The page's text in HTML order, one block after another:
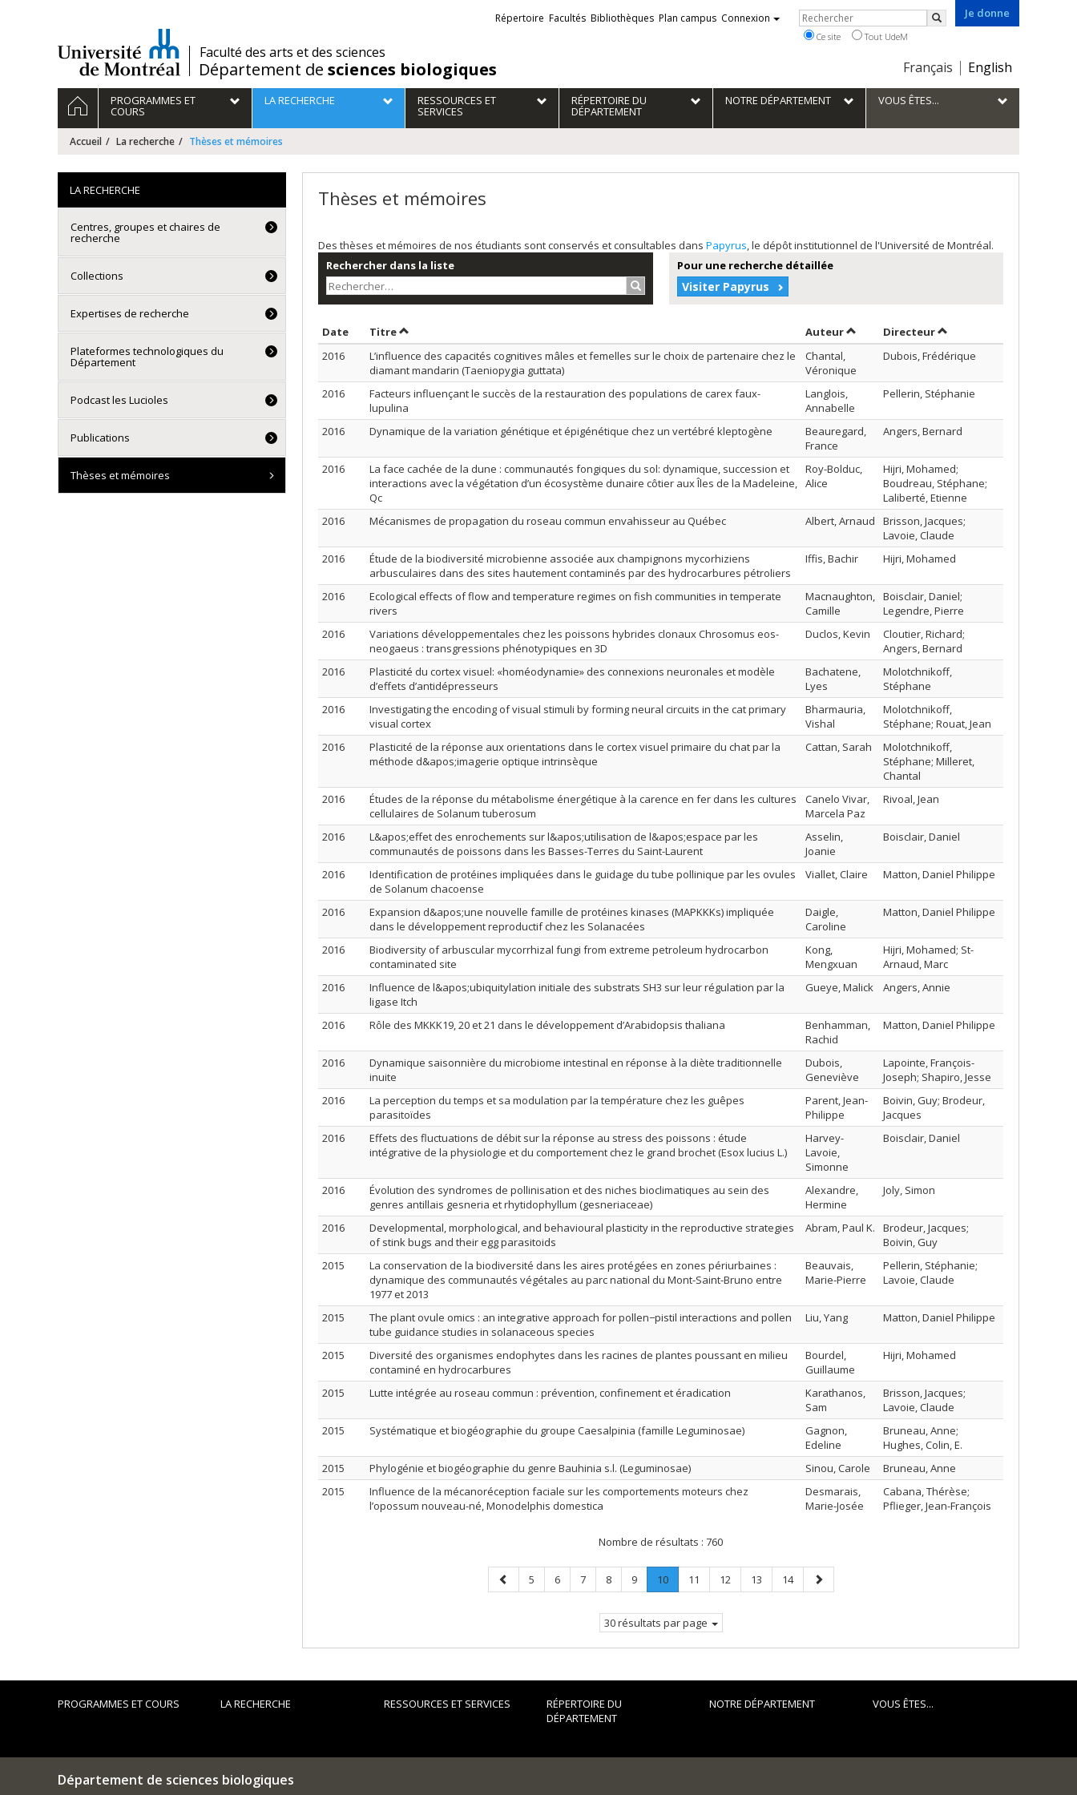
/Faculté des arts et des sciences
Département de sciences biologiques
Je donne
Choix
la
langue
Français English
Liens
externes
Répertoire Facultés Bibliothèques Plan campus Connexion Rechercher
Rechercher
Ce site Tout UdeM
Navigation
principale
ACCUEILPROGRAMMES ET
COURS
LA RECHERCHE RESSOURCES ET
SERVICES
RÉPERTOIRE DU
DÉPARTEMENT
NOTRE DÉPARTEMENT VOUS ÊTES...
Accueil La recherche Thèses et mémoires
Thèses et mémoires
Des thèses et mémoires de nos étudiants sont conservés et consultables dans Papyrus, le dépôt institutionnel de l'Université de Montréal.
Rechercher dans la liste
Rechercher…
Pour une recherche détaillée
Visiter Papyrus
Date Trier par date en ordre croissant
TitreTrier par titre en ordre croissant AuteurTrier par auteur en ordre croissant
Directeurpar contributeur en
2016
L’influence des capacités cognitives mâles et femelles sur le choix de partenaire chez le
diamant mandarin (Taeniopygia guttata)
Chantal,
Véronique
Dubois, Frédérique
2016
Facteurs influençant le succès de la restauration des populations de carex faux-
lupulina
Langlois,
Annabelle
Pellerin, Stéphanie
2016 Dynamique de la variation génétique et épigénétique chez un vertébré kleptogène
Beauregard,
France
Angers, Bernard
2016
La face cachée de la dune : communautés fongiques du sol: dynamique, succession et
interactions avec la végétation d’un écosystème dunaire côtier aux Îles de la Madeleine,
Qc
Roy-Bolduc,
Alice
Hijri, Mohamed;
Boudreau, Stéphane;
Laliberté, Etienne
2016
Mécanismes de propagation du roseau commun envahisseur au Québec Albert, Arnaud
Brisson, Jacques;
Lavoie, Claude
2016
Étude de la biodiversité microbienne associée aux champignons mycorhiziens
arbusculaires dans des sites hautement contaminés par des hydrocarbures pétroliers
Iffis, Bachir Hijri, Mohamed
2016
Ecological effects of flow and temperature regimes on fish communities in temperate
rivers
Macnaughton,
Camille
Boisclair, Daniel;
Legendre, Pierre
2016
Variations développementales chez les poissons hybrides clonaux Chrosomus eos-
neogaeus : transgressions phénotypiques en 3D
Duclos, Kevin
Cloutier, Richard;
Angers, Bernard
2016
Plasticité du cortex visuel: «homéodynamie» des connexions neuronales et modèle
d’effets d’antidépresseurs
Bachatene,
Lyes
Molotchnikoff,
Stéphane
2016
Investigating the encoding of visual stimuli by forming neural circuits in the cat primary
visual cortex
Bharmauria,
Vishal
Molotchnikoff,
Stéphane; Rouat, Jean
2016
Plasticité de la réponse aux orientations dans le cortex visuel primaire du chat par la
méthode d&apos;imagerie optique intrinsèque
Cattan, Sarah
Molotchnikoff,
Stéphane; Milleret,
Chantal
2016
Études de la réponse du métabolisme énergétique à la carence en fer dans les cultures
cellulaires de Solanum tuberosum
Canelo Vivar,
Marcela Paz
Rivoal, Jean
2016
L&apos;effet des enrochements sur l&apos;utilisation de l&apos;espace par les
communautés de poissons dans les Basses-Terres du Saint-Laurent
Asselin,
Joanie
Boisclair, Daniel
2016
Identification de protéines impliquées dans le guidage du tube pollinique par les ovules
de Solanum chacoense
Viallet, Claire Matton, Daniel Philippe
2016
Expansion d&apos;une nouvelle famille de protéines kinases (MAPKKKs) impliquée
dans le développement reproductif chez les Solanacées
Daigle,
Caroline
Matton, Daniel Philippe
2016
Biodiversity of arbuscular mycorrhizal fungi from extreme petroleum hydrocarbon
contaminated site
Kong,
Mengxuan
Hijri, Mohamed; St-
Arnaud, Marc
2016
Influence de l&apos;ubiquitylation initiale des substrats SH3 sur leur régulation par la
ligase Itch
Gueye, Malick Angers, Annie
2016 Rôle des MKKK19, 20 et 21 dans le développement d’Arabidopsis thaliana
Benhamman,
Rachid
Matton, Daniel Philippe
2016
Dynamique saisonnière du microbiome intestinal en réponse à la diète traditionnelle
inuite
Dubois,
Geneviève
Lapointe, François-
Joseph; Shapiro, Jesse
2016
La perception du temps et sa modulation par la température chez les guêpes
parasitoïdes
Parent, Jean-
Philippe
Boivin, Guy; Brodeur,
Jacques
2016
Effets des fluctuations de débit sur la réponse au stress des poissons : étude
intégrative de la physiologie et du comportement chez le grand brochet (Esox lucius L.)
Harvey-
Lavoie,
Simonne
Boisclair, Daniel
2016
Évolution des syndromes de pollinisation et des niches bioclimatiques au sein des
genres antillais gesneria et rhytidophyllum (gesneriaceae)
Alexandre,
Hermine
Joly, Simon
2016
Developmental, morphological, and behavioural plasticity in the reproductive strategies
of stink bugs and their egg parasitoids
Abram, Paul K.
Brodeur, Jacques;
Boivin, Guy
2015
La conservation de la biodiversité dans les aires protégées en zones périurbaines :
dynamique des communautés végétales au parc national du Mont-Saint-Bruno entre
1977 et 2013
Beauvais,
Marie-Pierre
Pellerin, Stéphanie;
Lavoie, Claude
2015
The plant ovule omics : an integrative approach for pollen−pistil interactions and pollen
tube guidance studies in solanaceous species
Liu, Yang Matton, Daniel Philippe
2015
Diversité des organismes endophytes dans les racines de plantes poussant en milieu
contaminé en hydrocarbures
Bourdel,
Guillaume
Hijri, Mohamed
2015 Lutte intégrée au roseau commun : prévention, confinement et éradication
Karathanos,
Sam
Brisson, Jacques;
Lavoie, Claude
2015
Systématique et biogéographie du groupe Caesalpinia (famille Leguminosae)
Gagnon,
Edeline
Bruneau, Anne;
Hughes, Colin, E.
2015
Phylogénie et biogéographie du genre Bauhinia s.l. (Leguminosae) Sinou, Carole
Bruneau, Anne
2015
Influence de la mécanoréception faciale sur les comportements moteurs chez
l’opossum nouveau-né, Monodelphis domestica
Desmarais,
Marie-Josée
Cabana, Thérèse;
Pflieger, Jean-François
Nombre de résultats : 760
Page
précédente
Page
5 Page
6 Page
7 Page
8 Page
9 Page
10.
Page
Page
11 Page
12 Page
13 Page
14
Page
suivante
30 résultats par page
LA RECHERCHE
Centres, groupes et chaires de
recherche
Collections
Expertises de recherche
Plateformes technologiques du
Département
Podcast les Lucioles
Publications
Thèses et mémoires
PROGRAMMES ET COURS LA RECHERCHE RESSOURCES ET SERVICES
RÉPERTOIRE DU
DÉPARTEMENT
NOTRE DÉPARTEMENT VOUS ÊTES...
Département de sciences biologiques